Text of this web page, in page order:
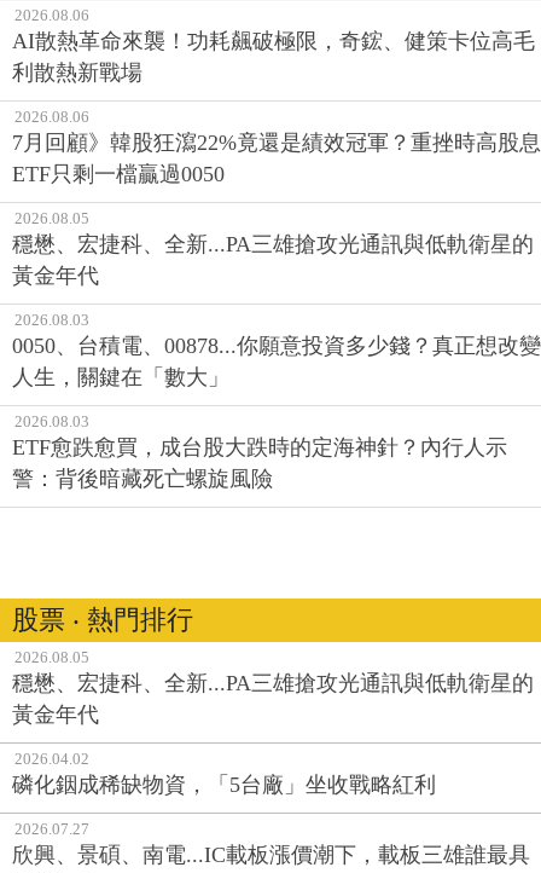
2026.08.06
AI散熱革命來襲！功耗飆破極限，奇鋐、健策卡位高毛
利散熱新戰場
2026.08.06
7月回顧》韓股狂瀉22%竟還是績效冠軍？重挫時高股息
ETF只剩一檔贏過0050
2026.08.05
穩懋、宏捷科、全新...PA三雄搶攻光通訊與低軌衛星的
黃金年代
2026.08.03
0050、台積電、00878...你願意投資多少錢？真正想改變
人生，關鍵在「數大」
2026.08.03
ETF愈跌愈買，成台股大跌時的定海神針？內行人示
警：背後暗藏死亡螺旋風險
股票 ‧ 熱門排行
2026.08.05
穩懋、宏捷科、全新...PA三雄搶攻光通訊與低軌衛星的
黃金年代
2026.04.02
磷化銦成稀缺物資，「5台廠」坐收戰略紅利
2026.07.27
欣興、景碩、南電...IC載板漲價潮下，載板三雄誰最具